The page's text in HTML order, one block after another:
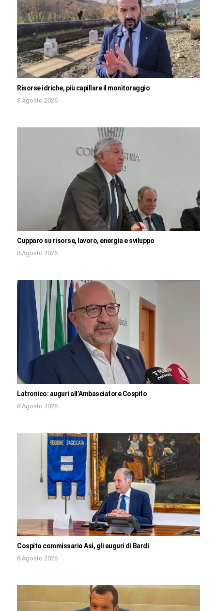
Risorse idriche, più capillare il monitoraggio
8 Agosto 2026
Cupparo su risorse, lavoro, energia e sviluppo
8 Agosto 2026
Latronico: auguri all’Ambasciatore Cospito
8 Agosto 2026
Cospito commissario Asi, gli auguri di Bardi
8 Agosto 2026